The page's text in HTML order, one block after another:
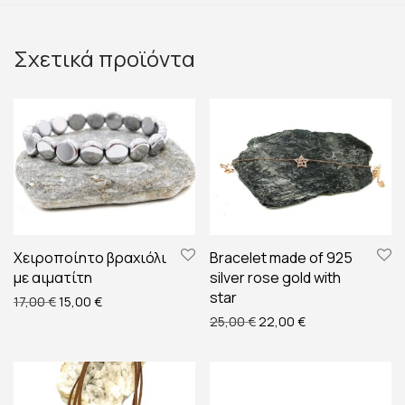
Σχετικά προϊόντα
Χειροποίητο βραχιόλι
με αιματίτη
17,00€Original price was: 17,00 €.
15,00 €Η τρέχουσα τιμή είναι: 15,00 €.
Bracelet made of 925
silver rose gold with
star
25,00€ Original price was:
22,00 €Η τρέχουσα